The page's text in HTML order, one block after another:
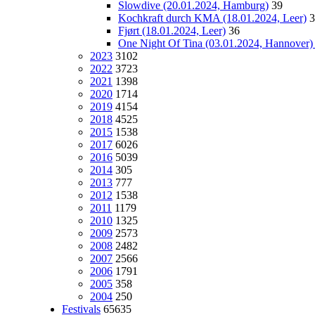
Slowdive (20.01.2024, Hamburg) 39
Kochkraft durch KMA (18.01.2024, Leer)
Fjørt (18.01.2024, Leer) 36
One Night Of Tina (03.01.2024, Hannover)
2023 3102
2022 3723
2021 1398
2020 1714
2019 4154
2018 4525
2015 1538
2017 6026
2016 5039
2014 305
2013 777
2012 1538
2011 1179
2010 1325
2009 2573
2008 2482
2007 2566
2006 1791
2005 358
2004 250
Festivals 65635